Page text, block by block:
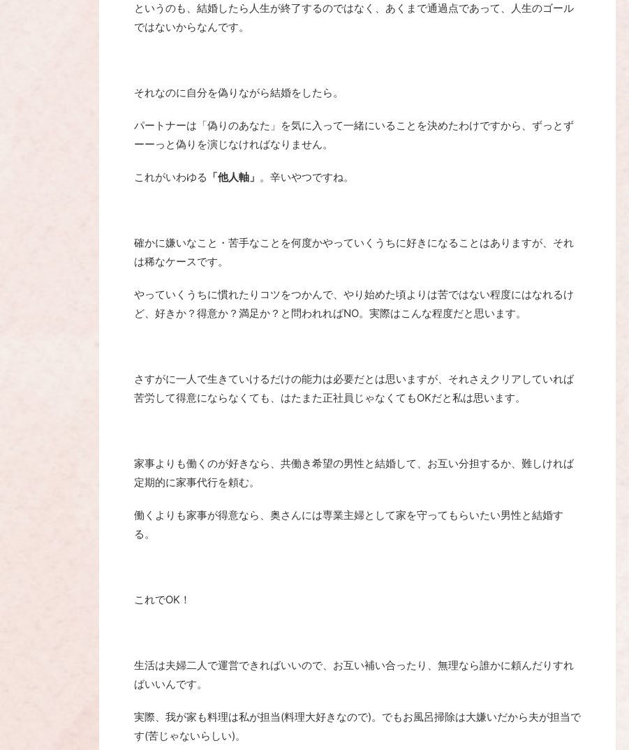
というのも、結婚したら人生が終了するのではなく、あくまで通過点であって、人生のゴール
ではないからなんです。
それなのに自分を偽りながら結婚をしたら。
パートナーは「偽りのあなた」を気に入って一緒にいることを決めたわけですから、ずっとず
ーーっと偽りを演じなければなりません。
これがいわゆる 「他人軸」 。辛いやつですね。
確かに嫌いなこと・苦手なことを何度かやっていくうちに好きになることはありますが、それ
は稀なケースです。
やっていくうちに慣れたりコツをつかんで、やり始めた頃よりは苦ではない程度にはなれるけ
ど、好きか？得意か？満足か？と問われればNO。実際はこんな程度だと思います。
さすがに一人で生きていけるだけの能力は必要だとは思いますが、それさえクリアしていれば
苦労して得意にならなくても、はたまた正社員じゃなくてもOKだと私は思います。
家事よりも働くのが好きなら、共働き希望の男性と結婚して、お互い分担するか、難しければ
定期的に家事代行を頼む。
働くよりも家事が得意なら、奥さんには専業主婦として家を守ってもらいたい男性と結婚す
る。
これでOK！
生活は夫婦二人で運営できればいいので、お互い補い合ったり、無理なら誰かに頼んだりすれ
ばいいんです。
実際、我が家も料理は私が担当(料理大好きなので)。でもお風呂掃除は大嫌いだから夫が担当で
す(苦じゃないらしい)。